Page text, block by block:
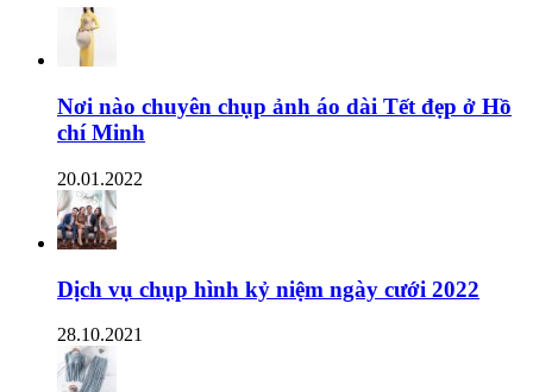
Nơi nào chuyên chụp ảnh áo dài Tết đẹp ở Hồ
chí Minh
20.01.2022
Dịch vụ chụp hình kỷ niệm ngày cưới 2022
28.10.2021